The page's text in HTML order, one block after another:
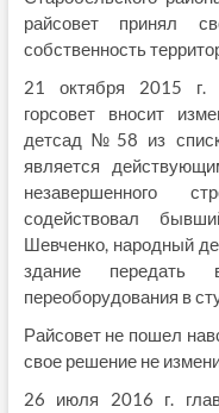
райсовет принял
собственность
21 октября 2015 г.
горсовет вносит
детсад №58 из
является
незавершенного
содействовал
Шевченко, народный
здание передать
переоборудования в
Райсовет не пошел
свое решение не
26 июля 2016 г.